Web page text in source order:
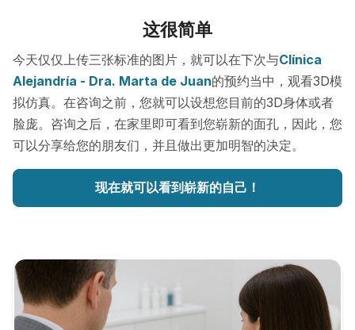
这很简单
今天仅仅上传三张标准的图片，就可以在下次与Clínica
Alejandría - Dra. Marta de Juan的预约当中，观看3D模
拟仿真。在咨询之前，您就可以设想您目前的3D身体或者
脸庞。咨询之后，在家里即可看到您崭新的面孔，因此，您
可以分享给您的朋友们，并且做出更加明智的决定。
现在就可以看到崭新的自己！